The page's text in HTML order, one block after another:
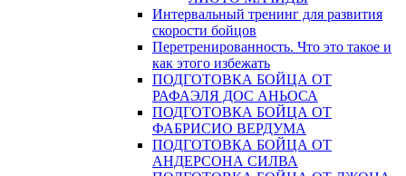
Интервальный тренинг для развития
скорости бойцов
Перетренированность. Что это такое и
как этого избежать
ПОДГОТОВКА БОЙЦА ОТ
РАФАЭЛЯ ДОС АНЬОСА
ПОДГОТОВКА БОЙЦА ОТ
ФАБРИСИО ВЕРДУМА
ПОДГОТОВКА БОЙЦА ОТ
АНДЕРСОНА СИЛВА